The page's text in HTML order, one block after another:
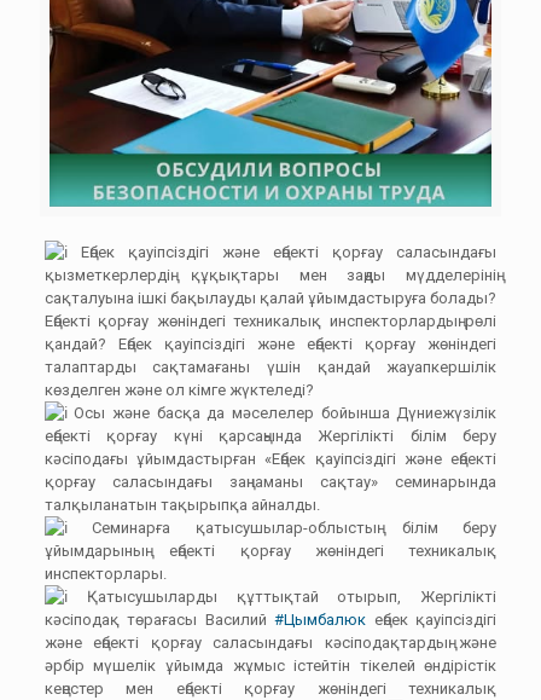
Еңбек қауіпсіздігі және еңбекті қорғау саласындағы
қызметкерлердің құқықтары мен заңды мүдделерінің
сақталуына ішкі бақылауды қалай ұйымдастыруға болады?
Еңбекті қорғау жөніндегі техникалық инспекторлардың рөлі
қандай? Еңбек қауіпсіздігі және еңбекті қорғау жөніндегі
талаптарды сақтамағаны үшін қандай жауапкершілік
көзделген және ол кімге жүктеледі?
Осы және басқа да мәселелер бойынша Дүниежүзілік
еңбекті қорғау күні қарсаңында Жергілікті білім беру
кәсіподағы ұйымдастырған «Еңбек қауіпсіздігі және еңбекті
қорғау саласындағы заңнаманы сақтау» семинарында
талқыланатын тақырыпқа айналды.
Семинарға қатысушылар-облыстың білім беру
ұйымдарының еңбекті қорғау жөніндегі техникалық
инспекторлары.
Қатысушыларды құттықтай отырып, Жергілікті
кәсіподақ төрағасы Василий#Цымбалюк еңбек қауіпсіздігі
және еңбекті қорғау саласындағы кәсіподақтардың және
әрбір мүшелік ұйымда жұмыс істейтін тікелей өндірістік
кеңестер мен еңбекті қорғау жөніндегі техникалық